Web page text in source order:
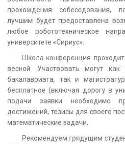
прохождения собеседования,
лучшим будет предоставлена
любое робототехническое
университете «Сириус».
Школа-конференция
весной. Участвовать могут
бакалавриата, так и
бесплатное (включая дорогу в
подачи заявки необходимо
достижений, тезисы для своего
математические задачи.
Рекомендуем грядущим